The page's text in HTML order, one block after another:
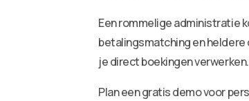
Een rommelige administratie
betalingsmatching en heldere
je direct boekingen verwerken.
Plan een gratis demo voor